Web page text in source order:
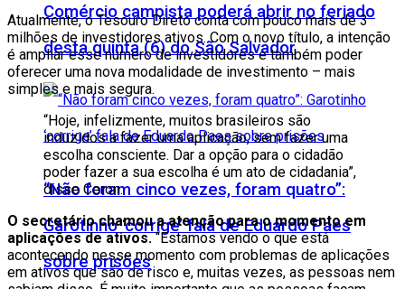
Comércio campista poderá abrir no feriado
desta quinta (6) do São Salvador
“Não foram cinco vezes, foram quatro”:
Garotinho ‘corrige’ fala de Eduardo Paes
sobre prisões
Atualmente, o Tesouro Direto conta com pouco mais de 3
milhões de investidores ativos. Com o novo título, a intenção
é ampliar esse número de investidores e também poder
oferecer uma nova modalidade de investimento – mais
simples e mais segura.
“Hoje, infelizmente, muitos brasileiros são
induzidos a fazer uma aplicação, sem fazer uma
escolha consciente. Dar a opção para o cidadão
poder fazer a sua escolha é um ato de cidadania”,
disse Ceron.
O secretário chamou a atenção para o momento em
aplicações de ativos.“Estamos vendo o que está
acontecendo nesse momento com problemas de aplicações
em ativos que são de risco e, muitas vezes, as pessoas nem